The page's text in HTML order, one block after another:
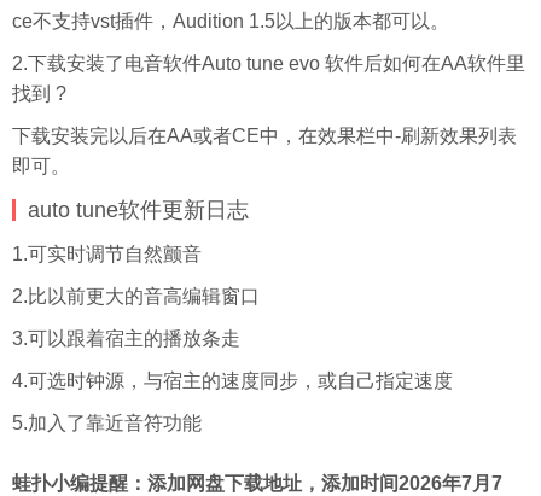
ce不支持vst插件，Audition 1.5以上的版本都可以。
2.下载安装了电音软件Auto tune evo 软件后如何在AA软件里
找到 ?
下载安装完以后在AA或者CE中，在效果栏中-刷新效果列表
即可。
auto tune软件更新 日志
1.可实时调节自然颤音
2.比以前更大的音高编辑窗口
3.可以跟着宿主的播放条走
4.可选时钟源，与宿主的速度同步，或自己指定速度
5.加入了靠近音符功能
蛙扑小编提醒：添加网盘下载地址，添加时间2026年7月7